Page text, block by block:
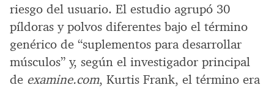
riesgo del usuario. El estudio agrupó 30
píldoras y polvos diferentes bajo el término
genérico de “suplementos para desarrollar
músculos” y, según el investigador principal
de examine.com, Kurtis Frank, el término era